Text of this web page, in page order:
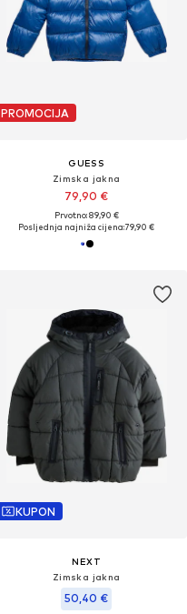
PROMOCIJA
GUESS
Zimska jakna
79,90 €
Prvotno: 89,90 €
Posljednja najniža cijena:79,90 €
KUPON
NEXT
Zimska jakna
50,40 €